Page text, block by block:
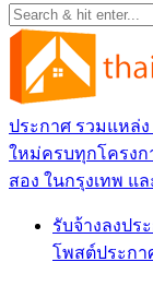
ประกาศ รวมแหล่
ใหม่ครบทุกโครงก
สอง ในกรุงเทพ แ
รับจ้างลงปร
โพสต์ประก